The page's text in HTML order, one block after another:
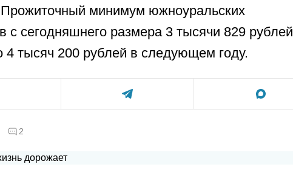
минимум южноуральских
с сегодняшнего размера 3 тысячи 829 рублей
4 тысяч 200 рублей в следующем году.
2